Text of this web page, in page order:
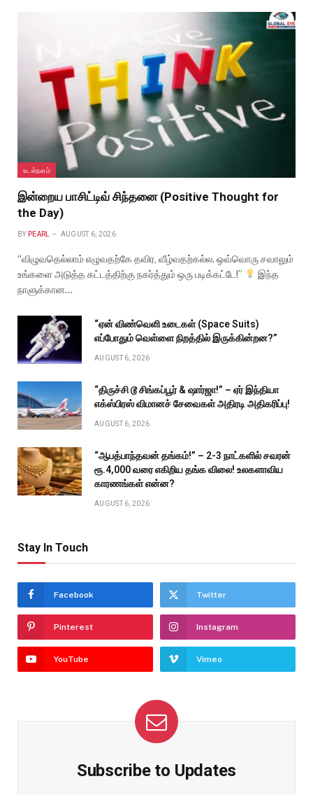
உடல்நலம்
இன்றைய பாசிட்டிவ் சிந்தனை (Positive Thought for
the Day)
BY PEARL AUGUST 6, 2026
“விழுவதெல்லாம் எழுவதற்கே தவிர, வீழ்வதற்கல்ல. ஒவ்வொரு சவாலும்
உங்களை அடுத்த கட்டத்திற்கு நகர்த்தும் ஒரு படிக்கட்டே!”
இந்த
நாளுக்கான…
“ஏன் விண்வெளி உடைகள் (Space Suits)
எப்போதும் வெள்ளை நிறத்தில் இருக்கின்றன?”
AUGUST 6, 2026
“திருச்சி டூ சிங்கப்பூர் & ஷார்ஜா!” – ஏர் இந்தியா
எக்ஸ்பிரஸ் விமானச் சேவைகள் அதிரடி அதிகரிப்பு!
AUGUST 6, 2026
“ஆபத்பாந்தவன் தங்கம்!” – 2-3 நாட்களில் சவரன்
ரூ.4,000 வரை எகிறிய தங்க விலை! உலகளாவிய
காரணங்கள் என்ன?
AUGUST 6, 2026
Stay In Touch
Facebook Twitter
Pinterest Instagram
YouTube Vimeo
Subscribe to Updates